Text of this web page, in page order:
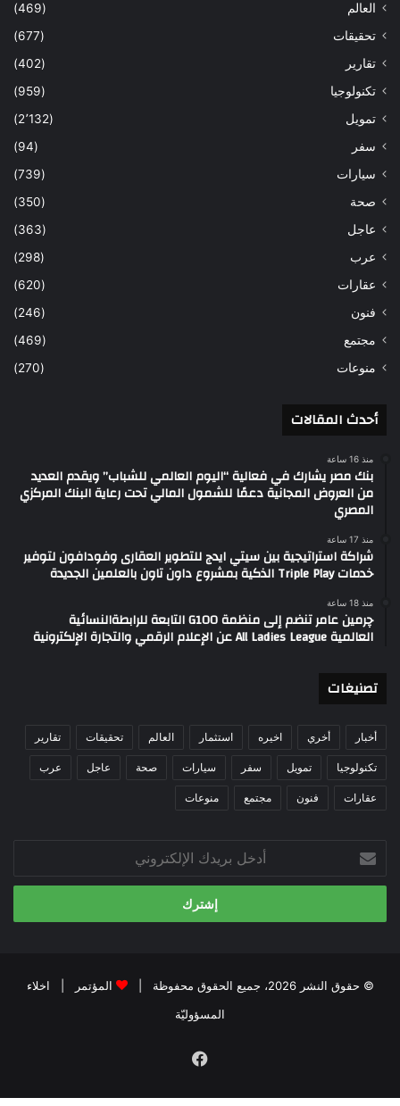
العالم
(469)
تحقيقات
(677)
تقارير
(402)
تكنولوجيا
(959)
تمويل
(2٬132)
سفر
(94)
سيارات
(739)
صحة
(350)
عاجل
(363)
عرب
(298)
عقارات
(620)
فنون
(246)
مجتمع
(469)
منوعات
(270)
أحدث المقالات
منذ 16 ساعة
بنك مصر يشارك في فعالية “اليوم العالمي للشباب” ويقدم العديد
من العروض المجانية دعمًا للشمول المالي تحت رعاية البنك المركزي
المصري
منذ 17 ساعة
شراكة استراتيجية بين سيتي ايدج للتطوير العقارى وفودافون لتوفير
خدمات Triple Play الذكية بمشروع داون تاون بالعلمين الجديدة
منذ 18 ساعة
چرمين عامر تنضم إلى منظمة G100 التابعة للرابطةالنسائية
العالمية All Ladies League عن الإعلام الرقمي والتجارة الإلكترونية
تصنيغات
أخبار أخري اخيره استثمار العالم تحقيقات تقارير
تكنولوجيا تمويل سفر سيارات صحة عاجل عرب
عقارات فنون مجتمع منوعات
بريدك
الإلكتروني
© حقوق النشر 2026، جميع الحقوق محفوظة | المؤتمر
اخلاء
المسؤوليّة
فيسبوك